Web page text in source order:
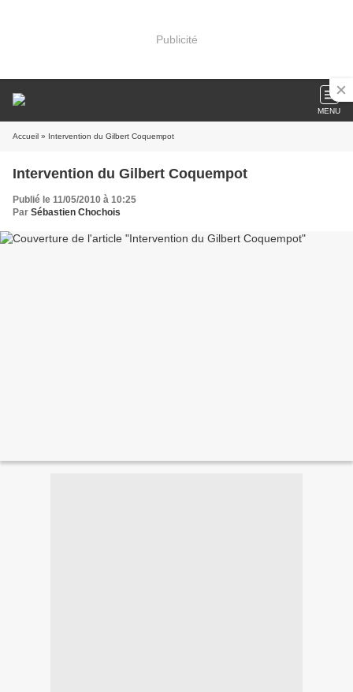
Publicité
MENU
Accueil » Intervention du Gilbert Coquempot
Intervention du Gilbert Coquempot
Publié le 11/05/2010 à 10:25
Par Sébastien Chochois